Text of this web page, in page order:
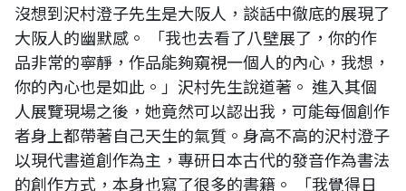
沒想到沢村澄子先生是大阪人，談話中徹底的展現了
大阪人的幽默感。 「我也去看了八壁展了，你的作
品非常的寧靜，作品能夠窺視一個人的內心，我想，
你的內心也是如此。」沢村先生說道著。 進入其個
人展覽現場之後，她竟然可以認出我，可能每個創作
者身上都帶著自己天生的氣質。身高不高的沢村澄子
以現代書道創作為主，專研日本古代的發音作為書法
的創作方式，本身也寫了很多的書籍。 「我覺得日